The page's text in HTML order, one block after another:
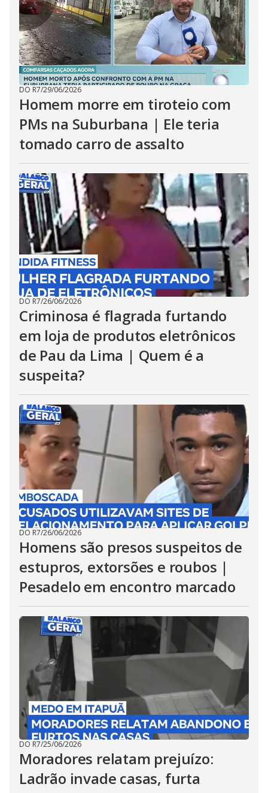
DO R7/29/06/2026
Homem morre em tiroteio com
PMs na Suburbana | Ele teria
tomado carro de assalto
DO R7/26/06/2026
Criminosa é flagrada furtando
em loja de produtos eletrônicos
de Pau da Lima | Quem é a
suspeita?
DO R7/26/06/2026
Homens são presos suspeitos de
estupros, extorsões e roubos |
Pesadelo em encontro marcado
DO R7/25/06/2026
Moradores relatam prejuízo:
Ladrão invade casas, furta